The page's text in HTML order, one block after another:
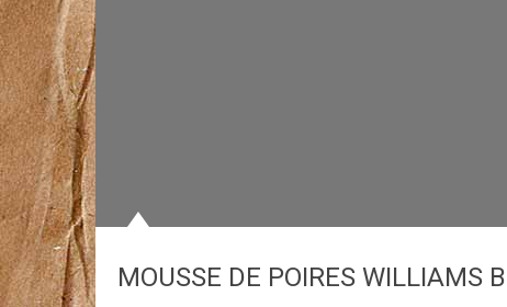
MOUSSE DE POIRES WILLIAMS